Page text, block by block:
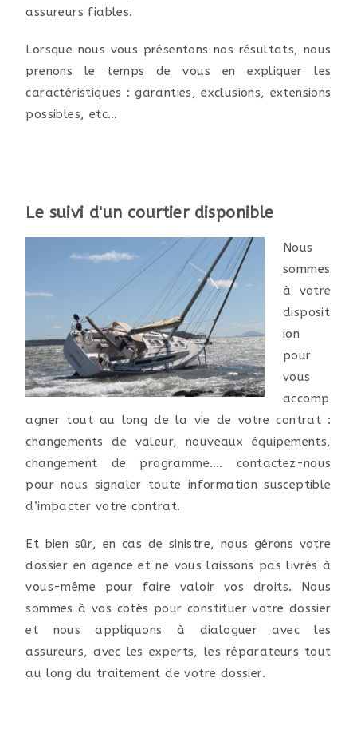
assureurs fiables.
Lorsque nous vous présentons nos résultats, nous
prenons le temps de vous en expliquer les
caractéristiques : garanties, exclusions, extensions
possibles, etc…
Le suivi d'un courtier disponible
Nous
sommes
à votre
disposit
ion
pour
vous
accomp
agner tout au long de la vie de votre contrat :
changements de valeur, nouveaux équipements,
changement de programme…. contactez-nous
pour nous signaler toute information susceptible
d’impacter votre contrat.
Et bien sûr, en cas de sinistre, nous gérons votre
dossier en agence et ne vous laissons pas livrés à
vous-même pour faire valoir vos droits. Nous
sommes à vos cotés pour constituer votre dossier
et nous appliquons à dialoguer avec les
assureurs, avec les experts, les réparateurs tout
au long du traitement de votre dossier.